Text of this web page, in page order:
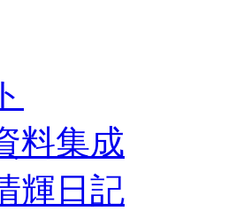
料集成
輝日記